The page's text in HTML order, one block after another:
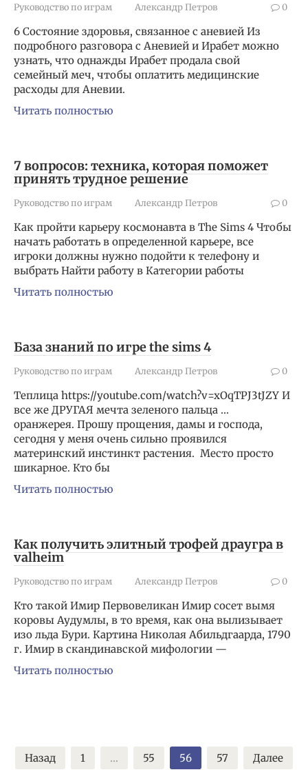
Руководство по играм Александр Петров 0
6 Состояние здоровья, связанное с аневией Из
подробного разговора с Аневией и Ирабет можно
узнать, что однажды Ирабет продала свой
семейный меч, чтобы оплатить медицинские
расходы для Аневии.
Читать полностью
7 вопросов: техника, которая поможет
принять трудное решение
Руководство по играм Александр Петров 0
Как пройти карьеру космонавта в The Sims 4 Чтобы
начать работать в определенной карьере, все
игроки должны нужно подойти к телефону и
выбрать Найти работу в Категории работы
Читать полностью
База знаний по игре the sims 4
Руководство по играм Александр Петров 0
Теплица https://youtube.com/watch?v=xOqTPJ3tJZY И
все же ДРУГАЯ мечта зеленого пальца …
оранжерея. Прошу прощения, дамы и господа,
сегодня у меня очень сильно проявился
материнский инстинкт растения. Место просто
шикарное. Кто бы
Читать полностью
Как получить элитный трофей драугра в
valheim
Руководство по играм Александр Петров 0
Кто такой Имир Первовеликан Имир сосет вымя
коровы Аудумлы, в то время, как она вылизывает
изо льда Бури. Картина Николая Абильдгаарда, 1790
г. Имир в скандинавской мифологии —
Читать полностью
Пагинация
записей
Назад 1 … 55 56 57 Далее